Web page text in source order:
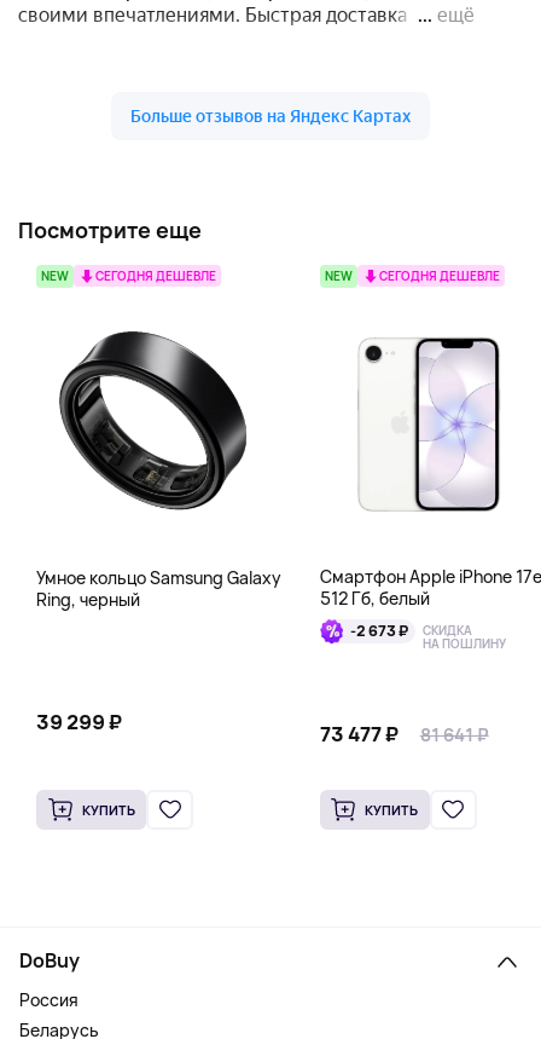
Посмотрите еще
NEW СЕГОДНЯ ДЕШЕВЛЕ
Умное кольцо Samsung Galaxy
Ring, черный
39 299 ₽
КУПИТЬ
NEW СЕГОДНЯ ДЕШЕВЛЕ
Смартфон Apple iPhone 17e
512 Гб, белый
-2 673 ₽ СКИДКА
НА ПОШЛИНУ
73 477 ₽ 81 641 ₽
КУПИТЬ
DoBuy
Россия
Беларусь